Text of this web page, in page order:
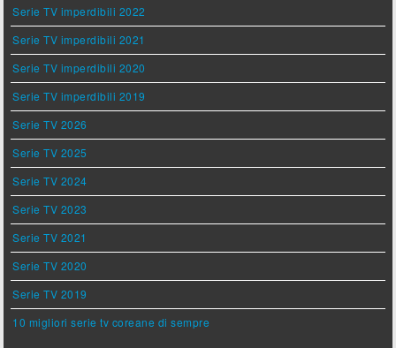
Serie TV imperdibili 2022
Serie TV imperdibili 2021
Serie TV imperdibili 2020
Serie TV imperdibili 2019
Serie TV 2026
Serie TV 2025
Serie TV 2024
Serie TV 2023
Serie TV 2021
Serie TV 2020
Serie TV 2019
10 migliori serie tv coreane di sempre